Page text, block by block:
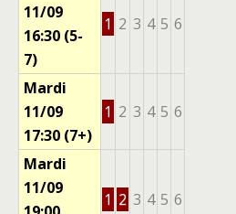
11/09
16:30 (5-
7)
1 2 3 4 5 6
Mardi
11/09
17:30 (7+)
1 2 3 4 5 6
Mardi
11/09
1 2 3 4 5 6